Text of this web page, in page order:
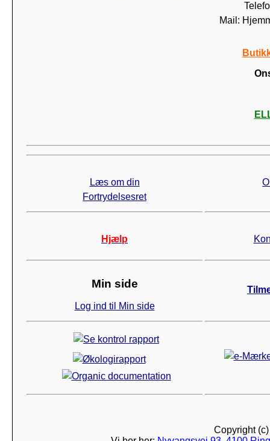
Mail:
Læs om din
Fortrydelsesret
Hjælp
Min side
Log ind til Min side
Copyright